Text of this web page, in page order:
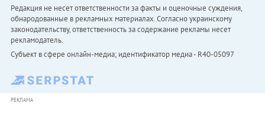
Редакция не несет ответственности за факты и оценочные суждения,
обнародованные в рекламных материалах. Согласно украинскому
законодательству, ответственность за содержание рекламы несет
рекламодатель.
Субъект в сфере онлайн-медиа; идентификатор медиа - R40-05097
РЕКЛАМА